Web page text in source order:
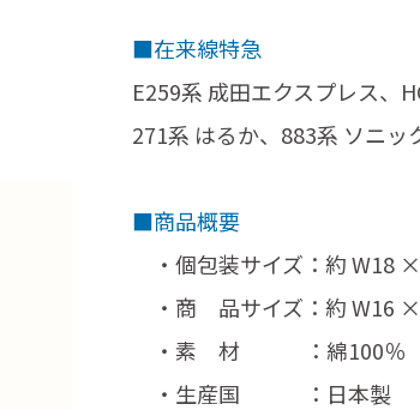
■在来線特急
E259系 成田エクスプレス、
271系 はるか、883系 ソニッ
■商品概要
・個包装サイズ：約 W18
・商 品サイズ：約 W16
・素 材 ：綿100％
・生産国 ：日本製